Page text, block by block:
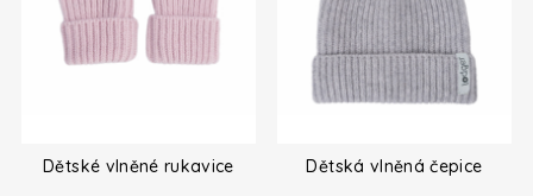
Dětské vlněné rukavice Dětská vlněná čepice